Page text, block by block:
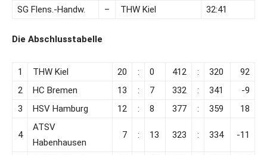
SG Flens.-Handw. – THW Kiel 32:41
Die Abschlusstabelle
1 THW Kiel 20 : 0 412 : 320
92
2
HC Bremen 13 : 7 332 : 341
-9
3
HSV Hamburg 12 : 8 377 : 359 18
4
ATSV
Habenhausen
7 : 13 323 : 334 -11